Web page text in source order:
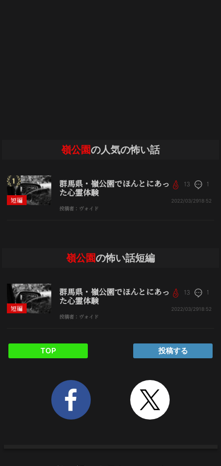
嶺公園の人気の怖い話
短編
群馬県・嶺公園でほんとにあっ
た心霊体験
投稿者：ヴォイド
13 1
2022/03/2918:52
嶺公園の怖い話短編
短編
群馬県・嶺公園でほんとにあっ
た心霊体験
投稿者：ヴォイド
13 1
2022/03/2918:52
TOP 投稿する